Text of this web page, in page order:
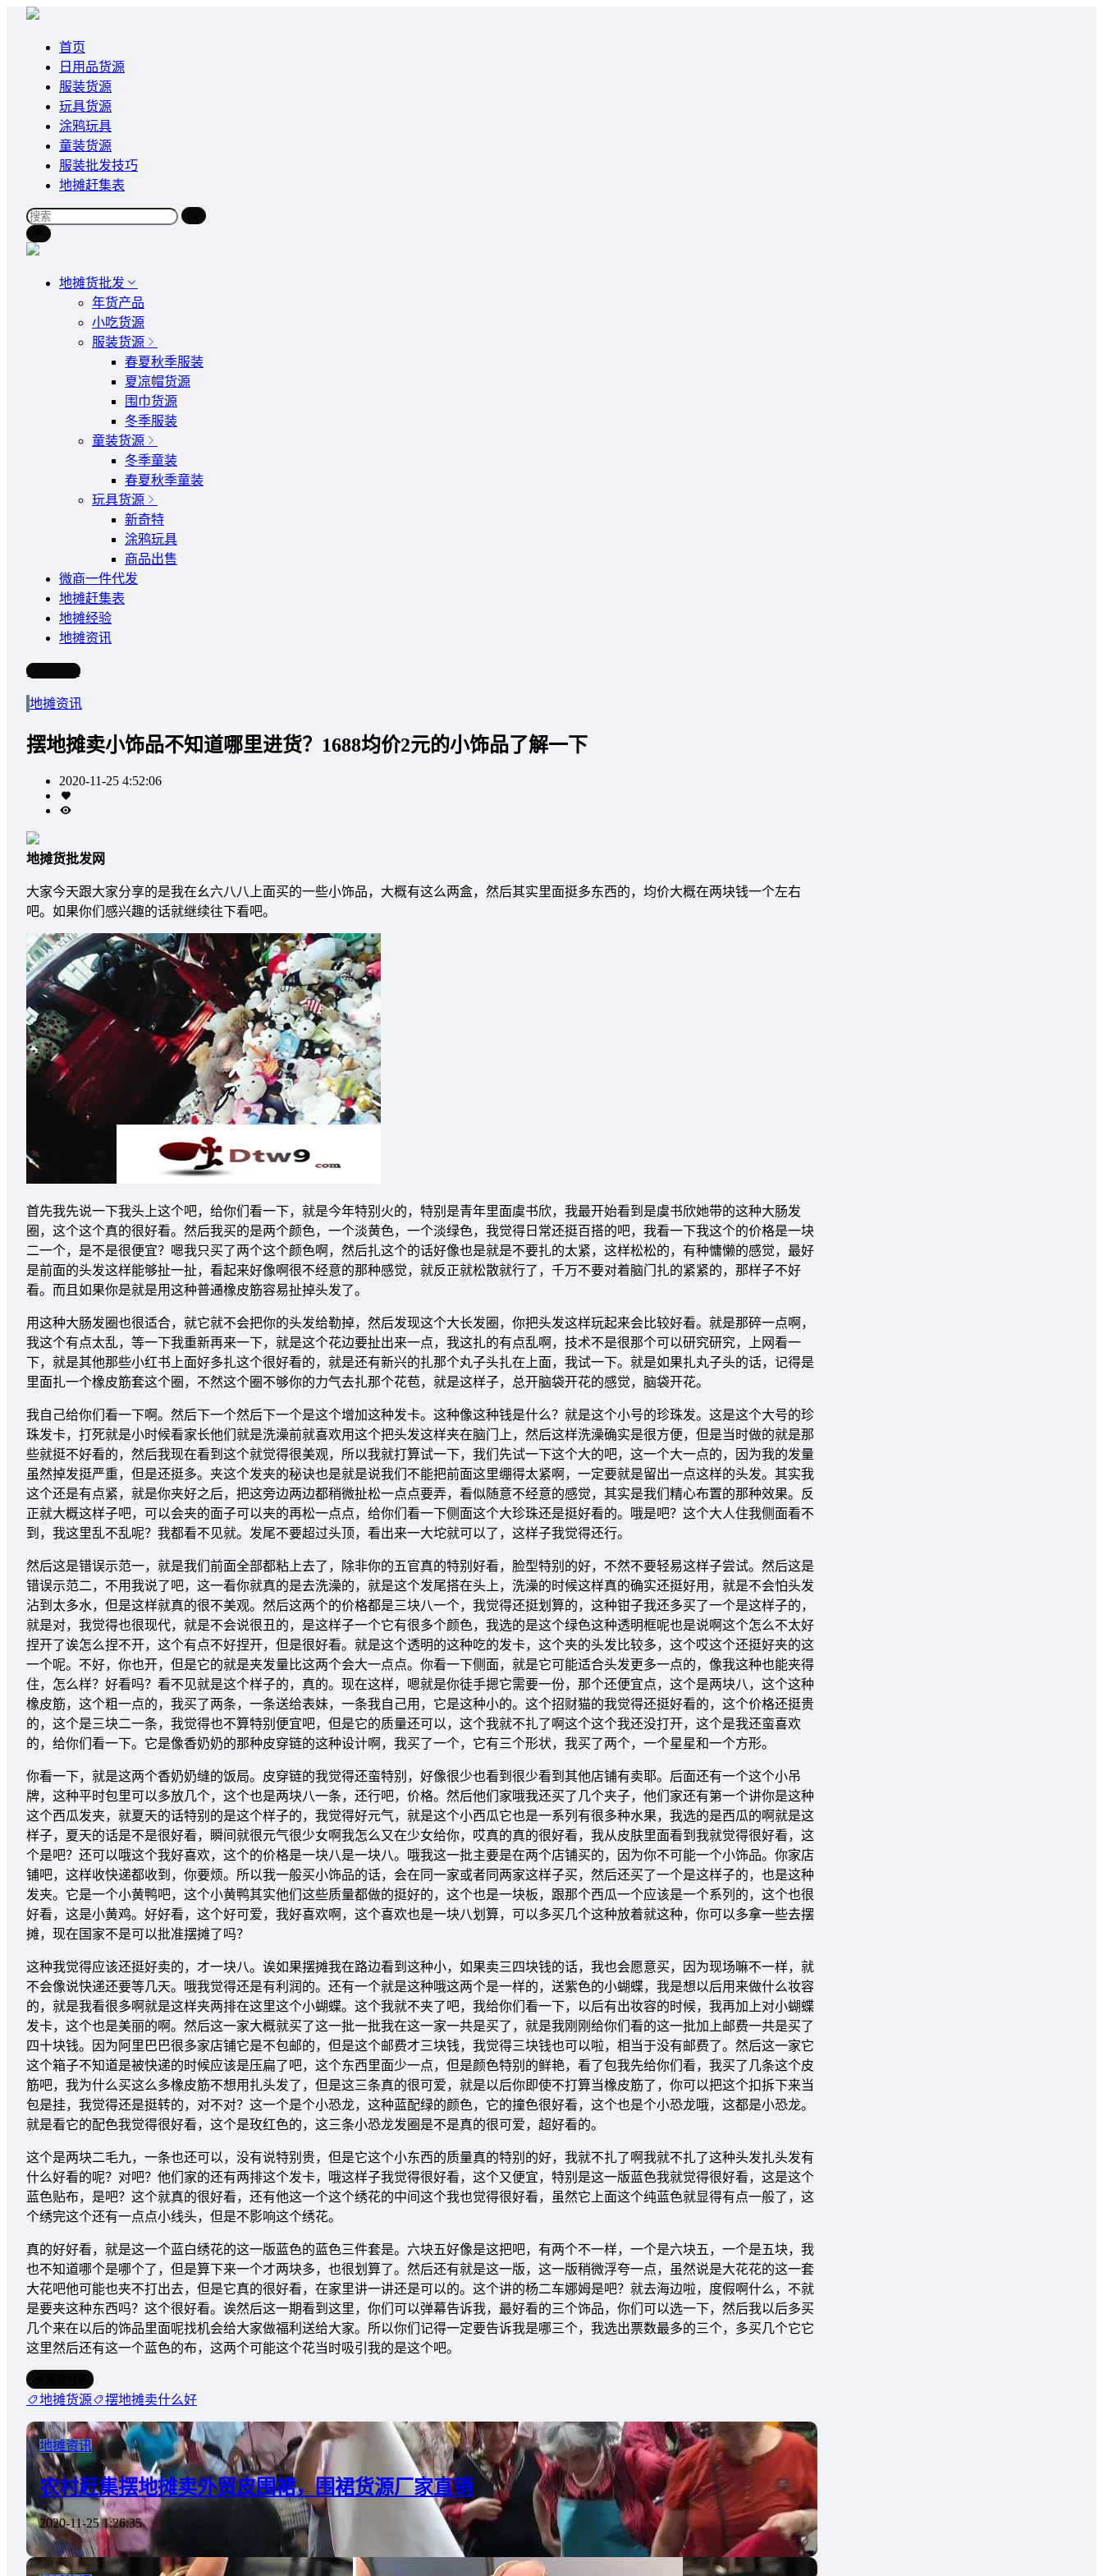
首页
日用品货源
服装货源
玩具货源
涂鸦玩具
童装货源
服装批发技巧
地摊赶集表
地摊货批发
年货产品
小吃货源
服装货源
春夏秋季服装
夏凉帽货源
围巾货源
冬季服装
童装货源
冬季童装
春夏秋季童装
玩具货源
新奇特
涂鸦玩具
商品出售
微商一件代发
地摊赶集表
地摊经验
地摊资讯
写文章
地摊资讯
摆地摊卖小饰品不知道哪里进货？1688均价2元的小饰品了解一下
2020-11-25 4:52:06
地摊货批发网
大家今天跟大家分享的是我在幺六八八上面买的一些小饰品，大概有这么两盒，然后其实里面挺多东西的，均价大概在两块钱一个左右
吧。如果你们感兴趣的话就继续往下看吧。
首先我先说一下我头上这个吧，给你们看一下，就是今年特别火的，特别是青年里面虞书欣，我最开始看到是虞书欣她带的这种大肠发
圈，这个这个真的很好看。然后我买的是两个颜色，一个淡黄色，一个淡绿色，我觉得日常还挺百搭的吧，我看一下我这个的价格是一块
二一个，是不是很便宜？嗯我只买了两个这个颜色啊，然后扎这个的话好像也是就是不要扎的太紧，这样松松的，有种慵懒的感觉，最好
是前面的头发这样能够扯一扯，看起来好像啊很不经意的那种感觉，就反正就松散就行了，千万不要对着脑门扎的紧紧的，那样子不好
看。而且如果你是就是用这种普通橡皮筋容易扯掉头发了。
用这种大肠发圈也很适合，就它就不会把你的头发给勒掉，然后发现这个大长发圈，你把头发这样玩起来会比较好看。就是那碎一点啊，
我这个有点太乱，等一下我重新再来一下，就是这个花边要扯出来一点，我这扎的有点乱啊，技术不是很那个可以研究研究，上网看一
下，就是其他那些小红书上面好多扎这个很好看的，就是还有新兴的扎那个丸子头扎在上面，我试一下。就是如果扎丸子头的话，记得是
里面扎一个橡皮筋套这个圈，不然这个圈不够你的力气去扎那个花苞，就是这样子，总开脑袋开花的感觉，脑袋开花。
我自己给你们看一下啊。然后下一个然后下一个是这个增加这种发卡。这种像这种钱是什么？就是这个小号的珍珠发。这是这个大号的珍
珠发卡，打死就是小时候看家长他们就是洗澡前就喜欢用这个把头发这样夹在脑门上，然后这样洗澡确实是很方便，但是当时做的就是那
些就挺不好看的，然后我现在看到这个就觉得很美观，所以我就打算试一下，我们先试一下这个大的吧，这一个大一点的，因为我的发量
虽然掉发挺严重，但是还挺多。夹这个发夹的秘诀也是就是说我们不能把前面这里绷得太紧啊，一定要就是留出一点这样的头发。其实我
这个还是有点紧，就是你夹好之后，把这旁边两边都稍微扯松一点点要弄，看似随意不经意的感觉，其实是我们精心布置的那种效果。反
正就大概这样子吧，可以会夹的面子可以夹的再松一点点，给你们看一下侧面这个大珍珠还是挺好看的。哦是吧？这个大人住我侧面看不
到，我这里乱不乱呢？我都看不见就。发尾不要超过头顶，看出来一大坨就可以了，这样子我觉得还行。
然后这是错误示范一，就是我们前面全部都粘上去了，除非你的五官真的特别好看，脸型特别的好，不然不要轻易这样子尝试。然后这是
错误示范二，不用我说了吧，这一看你就真的是去洗澡的，就是这个发尾搭在头上，洗澡的时候这样真的确实还挺好用，就是不会怕头发
沾到太多水，但是这样就真的很不美观。然后这两个的价格都是三块八一个，我觉得还挺划算的，这种钳子我还多买了一个是这样子的，
就是对，我觉得也很现代，就是不会说很丑的，是这样子一个它有很多个颜色，我选的是这个绿色这种透明框呢也是说啊这个怎么不太好
捏开了诶怎么捏不开，这个有点不好捏开，但是很好看。就是这个透明的这种吃的发卡，这个夹的头发比较多，这个哎这个还挺好夹的这
一个呢。不好，你也开，但是它的就是夹发量比这两个会大一点点。你看一下侧面，就是它可能适合头发更多一点的，像我这种也能夹得
住，怎么样？好看吗？看不见就是这个样子的，真的。现在这样，嗯就是你徒手摁它需要一份，那个还便宜点，这个是两块八，这个这种
橡皮筋，这个粗一点的，我买了两条，一条送给表妹，一条我自己用，它是这种小的。这个招财猫的我觉得还挺好看的，这个价格还挺贵
的，这个是三块二一条，我觉得也不算特别便宜吧，但是它的质量还可以，这个我就不扎了啊这个这个我还没打开，这个是我还蛮喜欢
的，给你们看一下。它是像香奶奶的那种皮穿链的这种设计啊，我买了一个，它有三个形状，我买了两个，一个星星和一个方形。
你看一下，就是这两个香奶奶缝的饭局。皮穿链的我觉得还蛮特别，好像很少也看到很少看到其他店铺有卖耶。后面还有一个这个小吊
牌，这种平时包里可以多放几个，这个也是两块八一条，还行吧，价格。然后他们家哦我还买了几个夹子，他们家还有第一个讲你是这种
这个西瓜发夹，就夏天的话特别的是这个样子的，我觉得好元气，就是这个小西瓜它也是一系列有很多种水果，我选的是西瓜的啊就是这
样子，夏天的话是不是很好看，瞬间就很元气很少女啊我怎么又在少女给你，哎真的真的很好看，我从皮肤里面看到我就觉得很好看，这
个是吧？还可以哦这个我好喜欢，这个的价格是一块八是一块八。哦我这一批主要是在两个店铺买的，因为你不可能一个小饰品。你家店
铺吧，这样收快递都收到，你要烦。所以我一般买小饰品的话，会在同一家或者同两家这样子买，然后还买了一个是这样子的，也是这种
发夹。它是一个小黄鸭吧，这个小黄鸭其实他们这些质量都做的挺好的，这个也是一块板，跟那个西瓜一个应该是一个系列的，这个也很
好看，这是小黄鸡。好好看，这个好可爱，我好喜欢啊，这个喜欢也是一块八划算，可以多买几个这种放着就这种，你可以多拿一些去摆
摊，现在国家不是可以批准摆摊了吗？
这种我觉得应该还挺好卖的，才一块八。诶如果摆摊我在路边看到这种小，如果卖三四块钱的话，我也会愿意买，因为现场嘛不一样，就
不会像说快递还要等几天。哦我觉得还是有利润的。还有一个就是这种哦这两个是一样的，送紫色的小蝴蝶，我是想以后用来做什么妆容
的，就是我看很多啊就是这样夹两排在这里这个小蝴蝶。这个我就不夹了吧，我给你们看一下，以后有出妆容的时候，我再加上对小蝴蝶
发卡，这个也是美丽的啊。然后这一家大概就买了这一批一批我在这一家一共是买了，就是我刚刚给你们看的这一批加上邮费一共是买了
四十块钱。因为阿里巴巴很多家店铺它是不包邮的，但是这个邮费才三块钱，我觉得三块钱也可以啦，相当于没有邮费了。然后这一家它
这个箱子不知道是被快递的时候应该是压扁了吧，这个东西里面少一点，但是颜色特别的鲜艳，看了包我先给你们看，我买了几条这个皮
筋吧，我为什么买这么多橡皮筋不想用扎头发了，但是这三条真的很可爱，就是以后你即使不打算当橡皮筋了，你可以把这个扣拆下来当
包是挂，我觉得还是挺转的，对不对？这一个是个小恐龙，这种蓝配绿的颜色，它的撞色很好看，这个也是个小恐龙哦，这都是小恐龙。
就是看它的配色我觉得很好看，这个是玫红色的，这三条小恐龙发圈是不是真的很可爱，超好看的。
这个是两块二毛九，一条也还可以，没有说特别贵，但是它这个小东西的质量真的特别的好，我就不扎了啊我就不扎了这种头发扎头发有
什么好看的呢？对吧？他们家的还有两排这个发卡，哦这样子我觉得很好看，这个又便宜，特别是这一版蓝色我就觉得很好看，这是这个
蓝色贴布，是吧？这个就真的很好看，还有他这一个这个绣花的中间这个我也觉得很好看，虽然它上面这个纯蓝色就显得有点一般了，这
个绣完这个还有一点点小线头，但是不影响这个绣花。
真的好好看，就是这一个蓝白绣花的这一版蓝色的蓝色三件套是。六块五好像是这把吧，有两个不一样，一个是六块五，一个是五块，我
也不知道哪个是哪个了，但是算下来一个才两块多，也很划算了。然后还有就是这一版，这一版稍微浮夸一点，虽然说是大花花的这一套
大花吧他可能也夹不打出去，但是它真的很好看，在家里讲一讲还是可以的。这个讲的杨二车娜姆是吧？就去海边啦，度假啊什么，不就
是要夹这种东西吗？这个很好看。诶然后这一期看到这里，你们可以弹幕告诉我，最好看的三个饰品，你们可以选一下，然后我以后多买
几个来在以后的饰品里面呢找机会给大家做福利送给大家。所以你们记得一定要告诉我是哪三个，我选出票数最多的三个，多买几个它它
这里然后还有这一个蓝色的布，这两个可能这个花当时吸引我的是这个吧。
地摊货源 摆地摊卖什么好
地摊资讯
农村赶集摆地摊卖外贸皮围裙，围裙货源厂家直销
2020-11-25 1:26:35